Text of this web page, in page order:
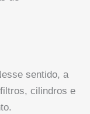
sentido, a
cilindros e